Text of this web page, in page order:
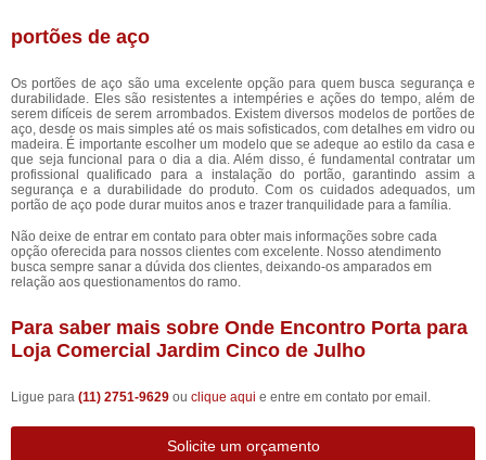
portões de aço
Os portões de aço são uma excelente opção para quem busca segurança e
durabilidade. Eles são resistentes a intempéries e ações do tempo, além de
serem difíceis de serem arrombados. Existem diversos modelos de portões de
aço, desde os mais simples até os mais sofisticados, com detalhes em vidro ou
madeira. É importante escolher um modelo que se adeque ao estilo da casa e
que seja funcional para o dia a dia. Além disso, é fundamental contratar um
profissional qualificado para a instalação do portão, garantindo assim a
segurança e a durabilidade do produto. Com os cuidados adequados, um
portão de aço pode durar muitos anos e trazer tranquilidade para a família.
Não deixe de entrar em contato para obter mais informações sobre cada
opção oferecida para nossos clientes com excelente. Nosso atendimento
busca sempre sanar a dúvida dos clientes, deixando-os amparados em
relação aos questionamentos do ramo.
Para saber mais sobre Onde Encontro Porta para
Loja Comercial Jardim Cinco de Julho
Ligue para (11) 2751-9629 ou clique aqui e entre em contato por email.
Solicite um orçamento